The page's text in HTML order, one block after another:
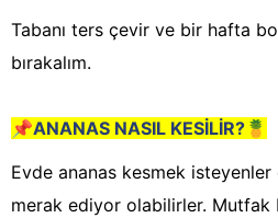
Tabanı ters çevir ve bir hafta
bırakalım.
📌ANANAS NASIL KESİLİR? 🍍
Evde ananas kesmek
merak ediyor olabilirler. Mutfak